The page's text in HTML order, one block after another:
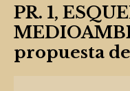
PR. 1,
propuesta